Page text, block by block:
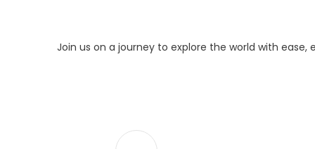
Join us on a journey to explore the world with ease,